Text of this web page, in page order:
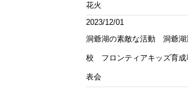
花火
2023/12/01
洞爺湖の素敵な活動 洞爺湖
校 フロンティアキッズ育成
表会